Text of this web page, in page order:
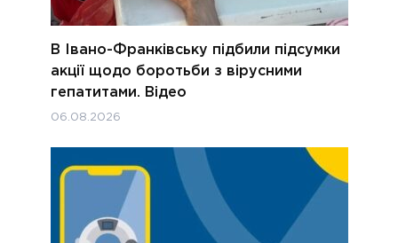
В Івано-Франківську підбили підсумки
акції щодо боротьби з вірусними
гепатитами. Відео
06.08.2026